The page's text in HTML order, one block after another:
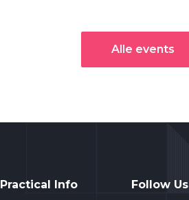
Alle events
Practical Info Follow Us